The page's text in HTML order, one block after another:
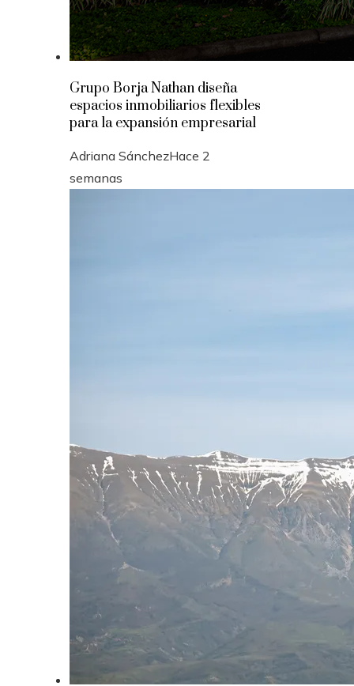
Grupo Borja Nathan diseña
espacios inmobiliarios flexibles
para la expansión empresarial
Adriana SánchezHace 2
semanas